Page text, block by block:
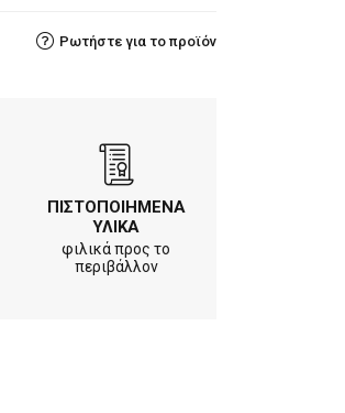
Ρωτήστε για το προϊόν
ΠΙΣΤΟΠΟΙΗΜΕΝΑ
ΥΛΙΚΑ
φιλικά προς το
περιβάλλον